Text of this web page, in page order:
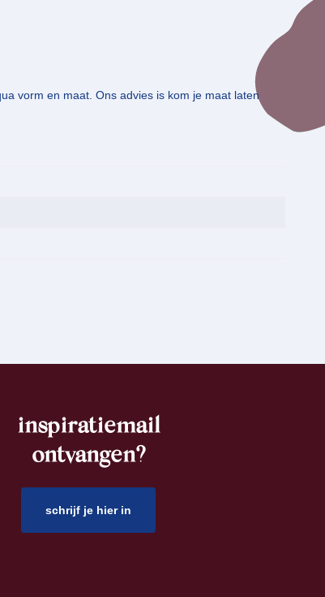
vorm en maat. Ons advies is kom je maat laten
inspiratiemail
ontvangen?
schrijf je hier in